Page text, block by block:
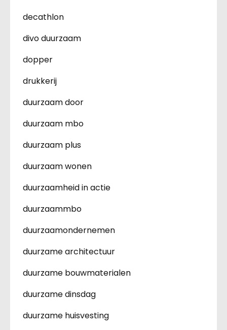
decathlon
divo duurzaam
dopper
drukkerij
duurzaam door
duurzaam mbo
duurzaam plus
duurzaam wonen
duurzaamheid in actie
duurzaammbo
duurzaamondernemen
duurzame architectuur
duurzame bouwmaterialen
duurzame dinsdag
duurzame huisvesting